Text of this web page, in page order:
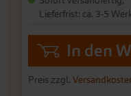
Lieferfrist: ca. 3-5
In den
Preis zzgl.